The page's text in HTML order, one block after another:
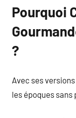
Pourquoi
?
Avec ses
les époques